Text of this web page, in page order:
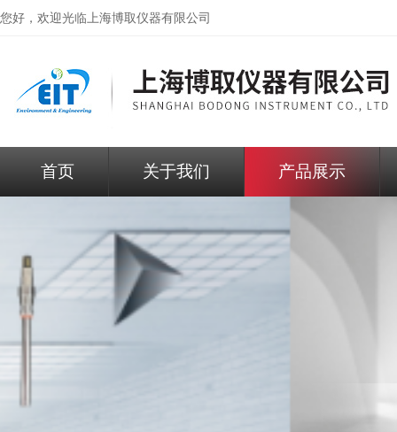
您好，欢迎光临上海博取仪器有限公司
首页 关于我们 产品展示